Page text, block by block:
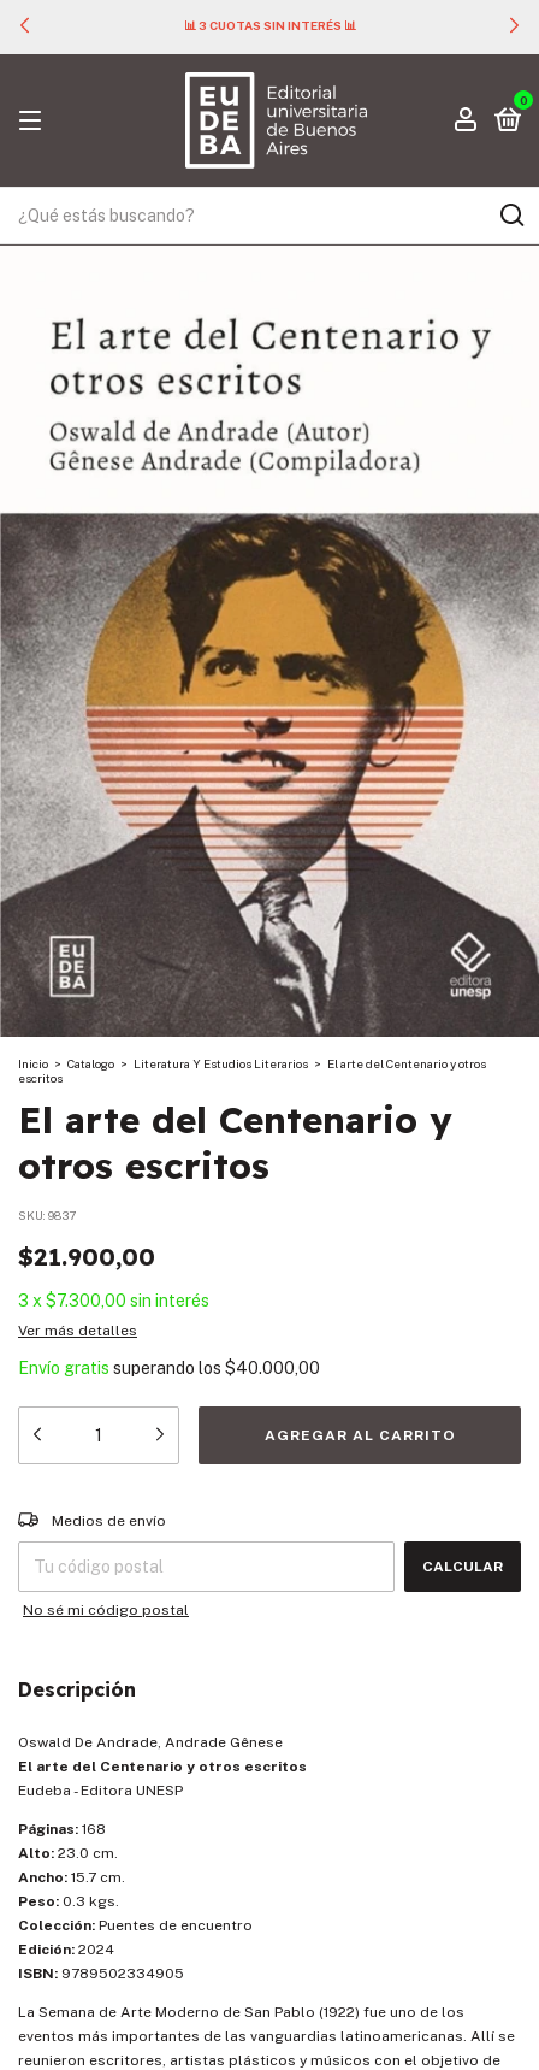
📊 3 CUOTAS SIN INTERÉS 📊
0
Inicio > Catalogo > Literatura Y Estudios Literarios > El arte del Centenario y otros
escritos
El arte del Centenario y
otros escritos
SKU: 9837
$21.900,00
3 x $7.300,00 sin interés
Ver más detalles
Envío gratis superando los $40.000,00
Entregas para el CP:
Medios de envío
CALCULAR
No sé mi código postal
Descripción
Oswald De Andrade, Andrade Gênese
El arte del Centenario y otros escritos
Eudeba - Editora UNESP
Páginas: 168
Alto: 23.0 cm.
Ancho: 15.7 cm.
Peso: 0.3 kgs.
Colección: Puentes de encuentro
Edición: 2024
ISBN: 9789502334905
La Semana de Arte Moderno de San Pablo (1922) fue uno de los
eventos más importantes de las vanguardias latinoamericanas. Allí se
reunieron escritores, artistas plásticos y músicos con el objetivo de